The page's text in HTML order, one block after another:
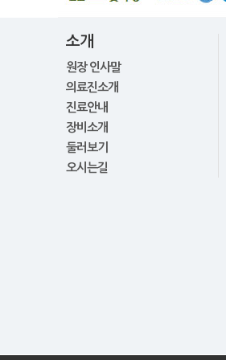
소개
원장 인사말
의료진소개
진료안내
장비소개
둘러보기
오시는길